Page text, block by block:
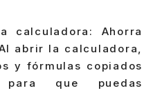
calculadora: Ahorra
abrir la calculadora,
y fórmulas copiados
para que puedas